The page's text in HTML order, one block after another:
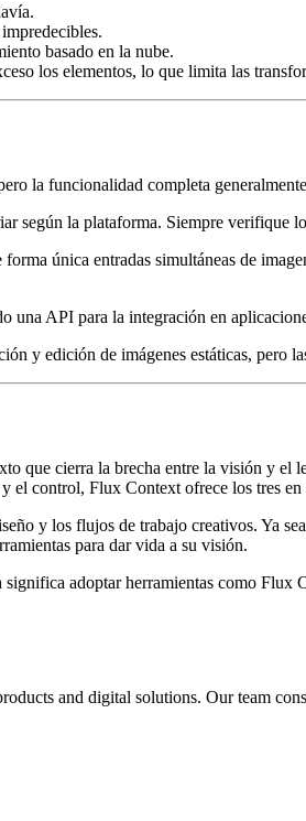
basado en la nube.
los elementos, lo que limita las
la funcionalidad completa
según la plataforma. Siempre verifique
única entradas simultáneas de
una API para la integración en
y edición de imágenes estáticas, pero
que cierra la brecha entre la visión y el
el control, Flux Context ofrece los tres en
y los flujos de trabajo creativos. Ya
para dar vida a su visión.
adoptar herramientas como Flux
and digital solutions. Our team